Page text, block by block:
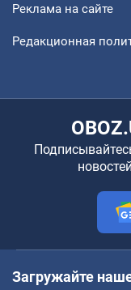
Реклама на сайте
Редакционная
Загружайте